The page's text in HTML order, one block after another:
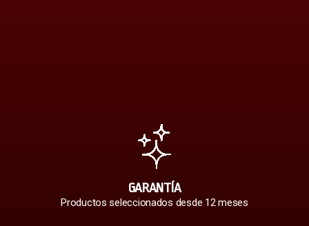
GARANTÍA
Productos seleccionados desde 12 meses